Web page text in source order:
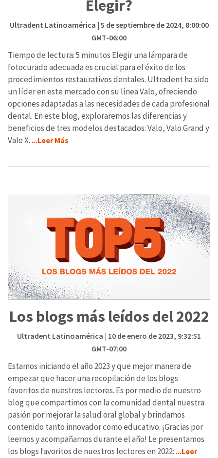
Elegir?
Ultradent Latinoamérica | 5 de septiembre de 2024, 8:00:00
GMT-06:00
Tiempo de lectura: 5 minutos Elegir una lámpara de
fotocurado adecuada es crucial para el éxito de los
procedimientos restaurativos dentales. Ultradent ha sido
un líder en este mercado con su línea Valo, ofreciendo
opciones adaptadas a las necesidades de cada profesional
dental. En este blog, exploraremos las diferencias y
beneficios de tres modelos destacados: Valo, Valo Grand y
Valo X. ...Leer Más
Los blogs más leídos del 2022
Ultradent Latinoamérica | 10 de enero de 2023, 9:32:51
GMT-07:00
Estamos iniciando el año 2023 y que mejor manera de
empezar que hacer una recopilación de los blogs
favoritos de nuestros lectores. Es por medio de nuestro
blog que compartimos con la comunidad dental nuestra
pasión por mejorar la salud oral global y brindamos
contenido tanto innovador como educativo. ¡Gracias por
leernos y acompañarnos durante el año! Le presentamos
los blogs favoritos de nuestros lectores en 2022: ...Leer